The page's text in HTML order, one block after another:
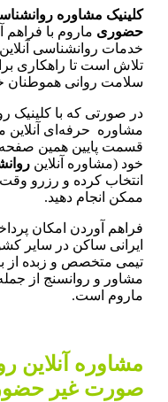
کلینیک مشاوره
حضوری ماروم با فراهم
خدمات روانشناسی
تلاش است تا راهکاری
سلامت روانی هموطنان
در صورتی که با کلینیک
مشاوره حرفه‌ای آنلاین
قسمت پایین همین
خود (مشاوره آنلاین
انتخاب کرده و رزرو
ممکن انجام دهید.
فراهم آوردن امکان
ایرانی ساکن در سایر
تیمی متخصص و زبده از
مشاور و روانسنج از
ماروم است.
مشاوره آنلاین
صورت غیر